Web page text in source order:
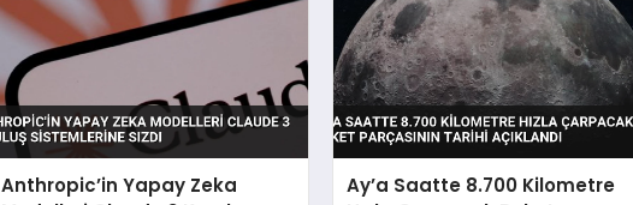
Anthropic’in Yapay Zeka
Ay’a Saatte 8.700 Kilometre